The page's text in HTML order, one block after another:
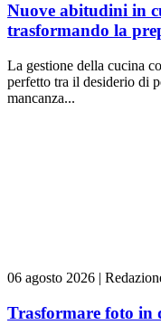
Nuove abitudini in
trasformando la
La gestione della cucina
perfetto tra il desiderio di
mancanza...
06 agosto 2026 |
Trasformare foto in